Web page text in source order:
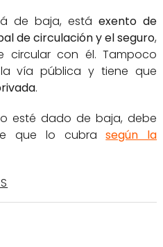
de baja, estáexento de
de circulación y el seguro,
circular con él. Tampoco
vía pública y tiene que
.
esté dado de baja, debe
que lo cubrasegún la